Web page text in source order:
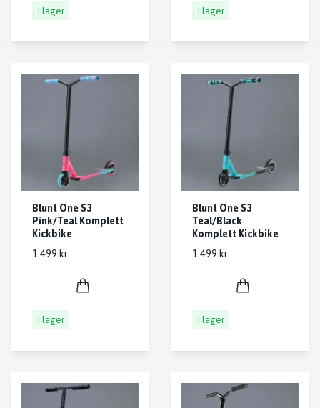
I lager I lager
Blunt One S3
Pink/Teal Komplett
Kickbike
1 499 kr
I lager
Blunt One S3
Teal/Black
Komplett Kickbike
1 499 kr
I lager